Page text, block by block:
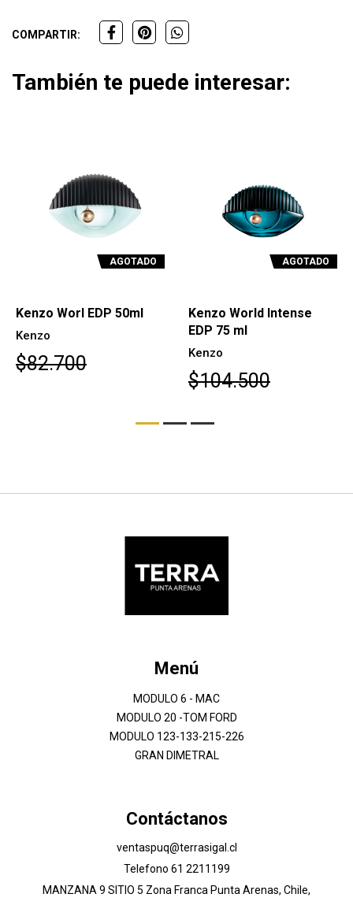
COMPARTIR:
También te puede interesar:
AGOTADO
Kenzo Worl EDP 50ml
Kenzo
$82.700
AGOTADO
Kenzo World Intense
EDP 75 ml
Kenzo
$104.500
Menú
MODULO 6 - MAC
MODULO 20 -TOM FORD
MODULO 123-133-215-226
GRAN DIMETRAL
Contáctanos
ventaspuq@terrasigal.cl
Telefono 61 2211199
MANZANA 9 SITIO 5 Zona Franca Punta Arenas, Chile,